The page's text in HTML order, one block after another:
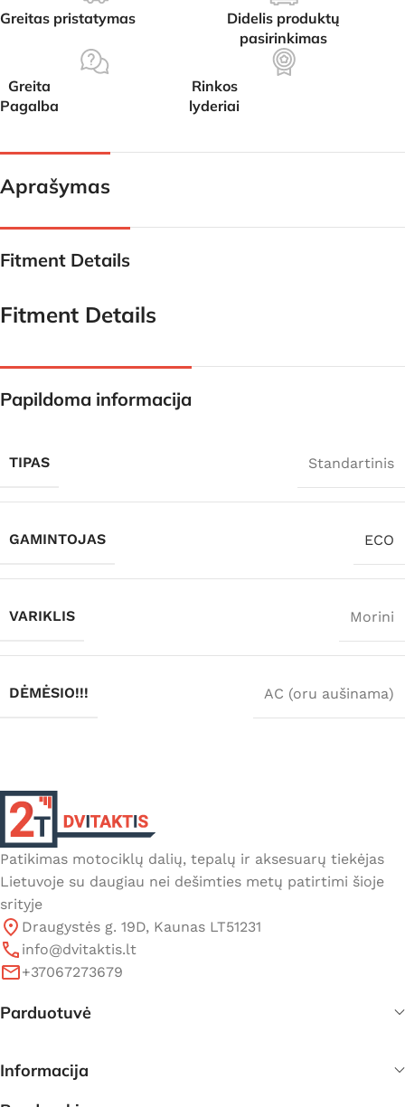
Greitas pristatymas
Didelis produktų
pasirinkimas
Greita
Pagalba
Rinkos
lyderiai
Aprašymas
Fitment Details
Fitment Details
Papildoma informacija
TIPAS Standartinis
GAMINTOJAS ECO
VARIKLIS Morini
DĖMĖSIO!!! AC (oru aušinama)
Patikimas motociklų dalių, tepalų ir aksesuarų tiekėjas
Lietuvoje su daugiau nei dešimties metų patirtimi šioje
srityje
Draugystės g. 19D, Kaunas LT51231
info@dvitaktis.lt
+37067273679
Parduotuvė
Informacija